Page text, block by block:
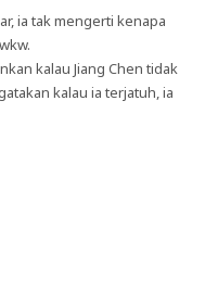
ia tak mengerti kenapa
kalau Jiang Chen tidak
kalau ia terjatuh, ia